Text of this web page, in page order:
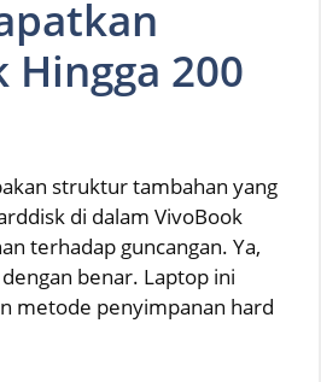
Hingga 200
struktur tambahan yang
di dalam VivoBook
terhadap guncangan. Ya,
benar. Laptop ini
metode penyimpanan hard